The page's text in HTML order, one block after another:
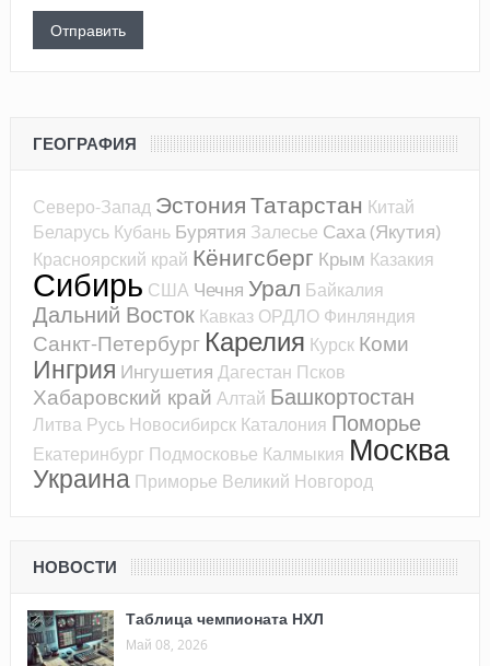
ГЕОГРАФИЯ
Северо-Запад ЭстонияТатарстан Китай
Беларусь Кубань Бурятия Залесье Саха (Якутия)
Красноярский край Кёнигсберг Крым Казакия
Сибирь США Чечня Урал Байкалия
Дальний Восток Кавказ ОРДЛО Финляндия
Санкт-Петербург Карелия Курск Коми
Ингрия Ингушетия Дагестан Псков
Хабаровский край Алтай Башкортостан
Литва Русь Новосибирск Каталония Поморье
Екатеринбург Подмосковье Калмыкия Москва
Украина Приморье Великий Новгород
НОВОСТИ
Таблица чемпионата НХЛ
Май 08, 2026